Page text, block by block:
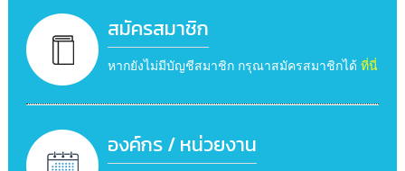
สมัครสมาชิก
หากยังไม่มีบัญชีสมาชิก กรุณาสมัครสมาชิกได้ ที่นี่
องค์กร / หน่วยงาน